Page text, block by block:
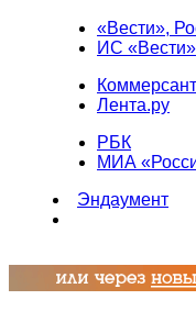
«Вести»,
ИС «Вести»
Лента.ру
РБК
МИА
Эндаумент